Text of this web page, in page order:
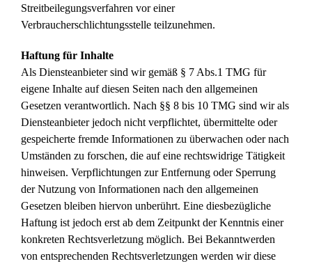
Streitbeilegungsverfahren vor einer
Verbraucherschlichtungsstelle teilzunehmen.
Haftung für Inhalte
Als Diensteanbieter sind wir gemäß § 7 Abs.1 TMG für
eigene Inhalte auf diesen Seiten nach den allgemeinen
Gesetzen verantwortlich. Nach §§ 8 bis 10 TMG sind wir als
Diensteanbieter jedoch nicht verpflichtet, übermittelte oder
gespeicherte fremde Informationen zu überwachen oder nach
Umständen zu forschen, die auf eine rechtswidrige Tätigkeit
hinweisen. Verpflichtungen zur Entfernung oder Sperrung
der Nutzung von Informationen nach den allgemeinen
Gesetzen bleiben hiervon unberührt. Eine diesbezügliche
Haftung ist jedoch erst ab dem Zeitpunkt der Kenntnis einer
konkreten Rechtsverletzung möglich. Bei Bekanntwerden
von entsprechenden Rechtsverletzungen werden wir diese